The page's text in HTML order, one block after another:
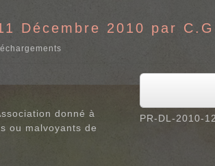
Décembre 2010 par
PR-DL-2010-
donné à
ou malvoyants de